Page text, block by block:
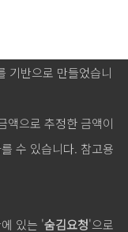
기반으로 만들었습니
액으로 추정한 금액이
수 있습니다. 참고용
있는 '숨김요청'으로